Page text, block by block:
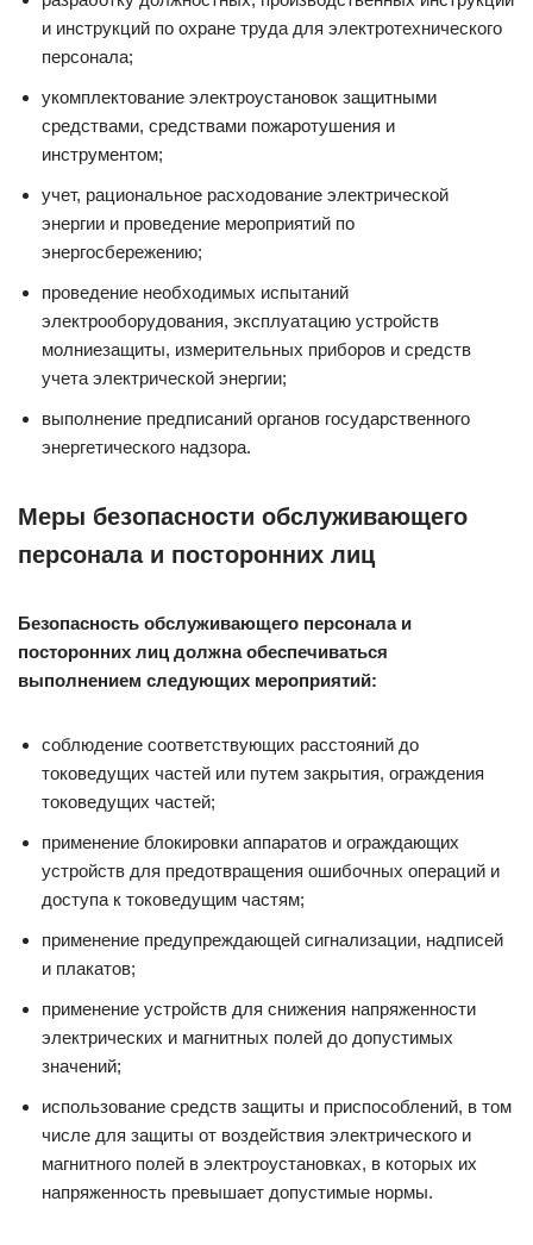
и инструкций по охране труда для электротехнического
персонала;
укомплектование электроустановок защитными
средствами, средствами пожаротушения и
инструментом;
учет, рациональное расходование электрической
энергии и проведение мероприятий по
энергосбережению;
проведение необходимых испытаний
электрооборудования, эксплуатацию устройств
молниезащиты, измерительных приборов и средств
учета электрической энергии;
выполнение предписаний органов государственного
энергетического надзора.
Меры безопасности обслуживающего
персонала и посторонних лиц
Безопасность обслуживающего персонала и
посторонних лиц должна обеспечиваться
выполнением следующих мероприятий:
соблюдение соответствующих расстояний до
токоведущих частей или путем закрытия, ограждения
токоведущих частей;
применение блокировки аппаратов и ограждающих
устройств для предотвращения ошибочных операций и
доступа к токоведущим частям;
применение предупреждающей сигнализации, надписей
и плакатов;
применение устройств для снижения напряженности
электрических и магнитных полей до допустимых
значений;
использование средств защиты и приспособлений, в том
числе для защиты от воздействия электрического и
магнитного полей в электроустановках, в которых их
напряженность превышает допустимые нормы.